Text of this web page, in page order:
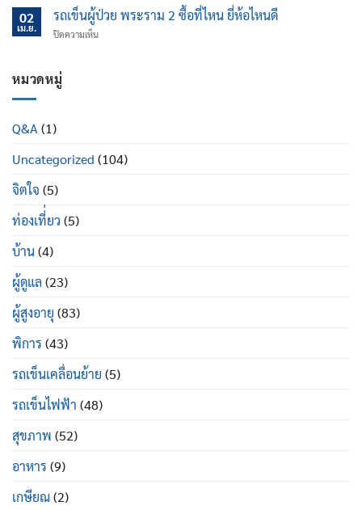
ไหน
นอน
นอน
ช่วย
ป้องกัน
ข้อ
บ้าง
02
เม.ย.
รถเข็นผู้ป่วย พระราม 2 ซื้อที่ไหน ยี่ห้อไหนดี
ปิดความเห็นบน
ยี่ห้อ
หมวดหมู่
Q&A (1)
Uncategorized (104)
จิตใจ (5)
ท่องเที่่ยว (5)
บ้าน(4)
ผู้ดูแล (23)
ผู้สูงอายุ (83)
พิการ (43)
รถเข็นเคลื่อนย้าย (5)
รถเข็นไฟฟ้า (48)
สุขภาพ (52)
อาหาร (9)
เกษียณ(2)